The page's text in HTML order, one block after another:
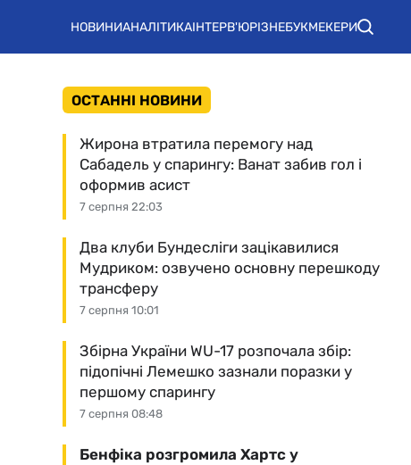
НОВИНИАНАЛІТИКАІНТЕРВ'ЮРІЗНЕБУКМЕКЕРИ
ОСТАННІ НОВИНИ
7 серпня 22:03
Жирона втратила перемогу над
Сабадель у спарингу: Ванат забив гол і
оформив асист
7 серпня 10:01
Два клуби Бундесліги зацікавилися
Мудриком: озвучено основну перешкоду
трансферу
7 серпня 08:48
Збірна України WU-17 розпочала збір:
підопічні Лемешко зазнали поразки у
першому спарингу
Бенфіка розгромила Хартс у